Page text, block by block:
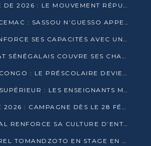
PRÉSIDENTIELLE DE 2026 : LE MOUVEMENT RÉPUBLICAIN DÉNONCE UNE CONVOCATION ÉLECTORALE « OPAQUE ET PRÉCIPITÉE »
SOMMET DE LA CEMAC : SASSOU N’GUESSO APPELLE À LA VIGILANCE FACE AUX RISQUES ÉCONOMIQUES
AGL CONGO RENFORCE SES CAPACITÉS AVEC UNE GRUE DE 250 TONNES
CAN 2025 : L’ÉTAT SÉNÉGALAIS COUVRE SES CHAMPIONS D’AFRIQUE DE RÉCOMPENSES EXCEPTIONNELLES
ÉDUCATION AU CONGO : LE PRÉSCOLAIRE DEVIENT OBLIGATOIRE, LE BTS CONSACRÉ DIPLÔME D’ÉTAT
ENSEIGNEMENT SUPÉRIEUR : LES ENSEIGNANTS MAINTIENNENT LA GRÈVE ET EXIGENT UN ACCORD ÉCRIT AVEC L’ÉTAT
PRÉSIDENTIELLE 2026 : CAMPAGNE DÈS LE 28 FÉVRIER, SCRUTIN LES 12 ET 15 MARS
CONGO TERMINAL RENFORCE SA CULTURE D’ENTREPRISE AVEC LE PROGRAMME « WIN TOGETHER »
FOOTBALL : BOREL TOMANDZOTO EN STAGE EN ESPAGNE AVEC POLISSYA FC